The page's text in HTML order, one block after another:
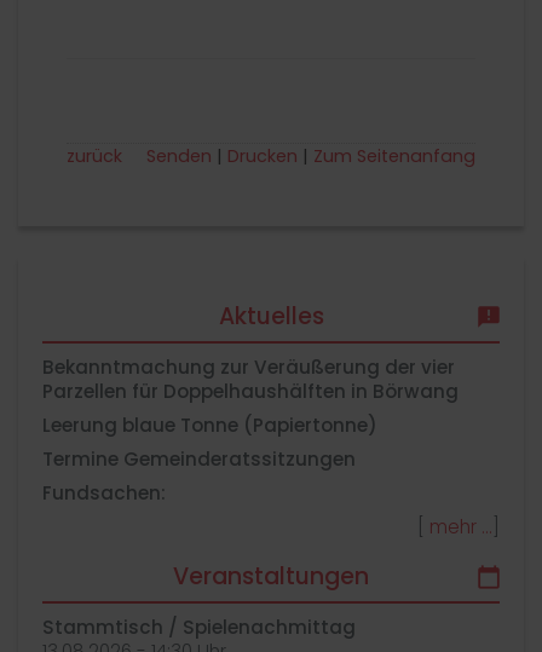
zurück Senden Drucken Zum Seitenanfang
Aktuelles
Bekanntmachung zur Veräußerung der vier
Parzellen für Doppelhaushälften in Börwang
Leerung blaue Tonne (Papiertonne)
Termine Gemeinderatssitzungen
Fundsachen:
mehr
Veranstaltungen
Stammtisch / Spielenachmittag